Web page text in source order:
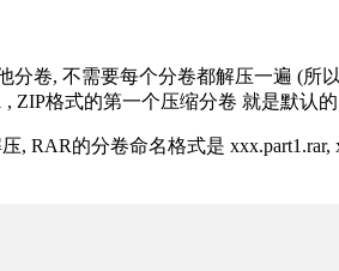
卷, 不需要每个分卷都解压一遍 (
ZIP格式的第一个压缩分卷 就是默认
的分卷命名格式是 xxx.part1.rar,